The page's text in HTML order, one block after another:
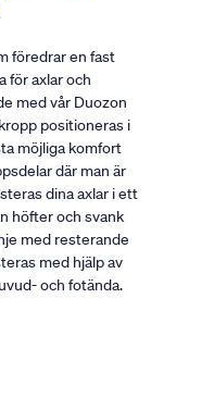
föredrar en fast
för axlar och
med vår Duozon
positioneras i
möjliga komfort
där man är
dina axlar i ett
höfter och svank
med resterande
med hjälp av
och fotända.